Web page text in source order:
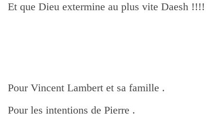
Et que Dieu extermine au plus vite Daesh !!!!
Pour Vincent Lambert et sa famille .
Pour les intentions de Pierre .